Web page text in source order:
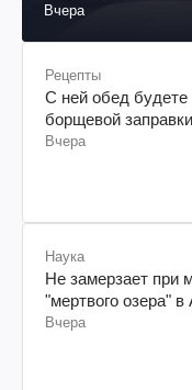
Вчера
Рецепты
С ней обед будете
борщевой
Вчера
Наука
Не замерзает при
"мертвого озера"
Вчера